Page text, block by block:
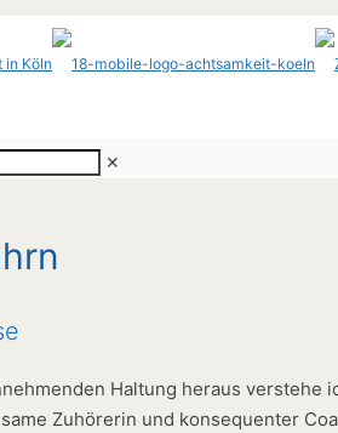
✕
Haltung heraus verstehe
Zuhörerin und konsequenter